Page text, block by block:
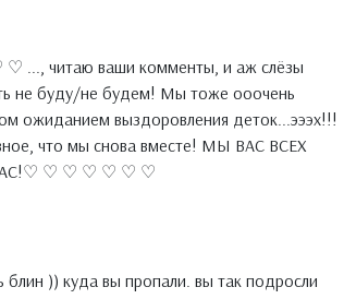
..., читаю ваши комменты, и аж слёзы
не буду/не будем! Мы тоже ооочень
ожиданием выздоровления деток...эээх!!!
что мы снова вместе! МЫ ВАС ВСЕХ
♡ ♡ ♡ ♡ ♡ ♡
)) куда вы пропали. вы так подросли